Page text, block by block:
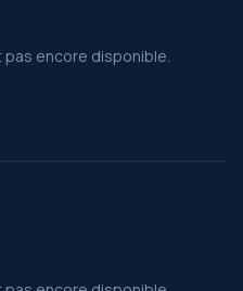
pas encore disponible.